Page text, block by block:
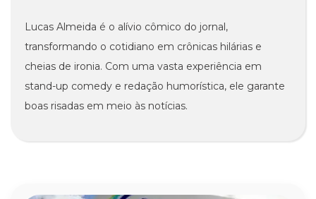
Lucas Almeida é o alívio cômico do jornal,
transformando o cotidiano em crônicas hilárias e
cheias de ironia. Com uma vasta experiência em
stand-up comedy e redação humorística, ele garante
boas risadas em meio às notícias.